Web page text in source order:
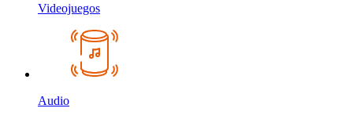
Videojuegos
Audio